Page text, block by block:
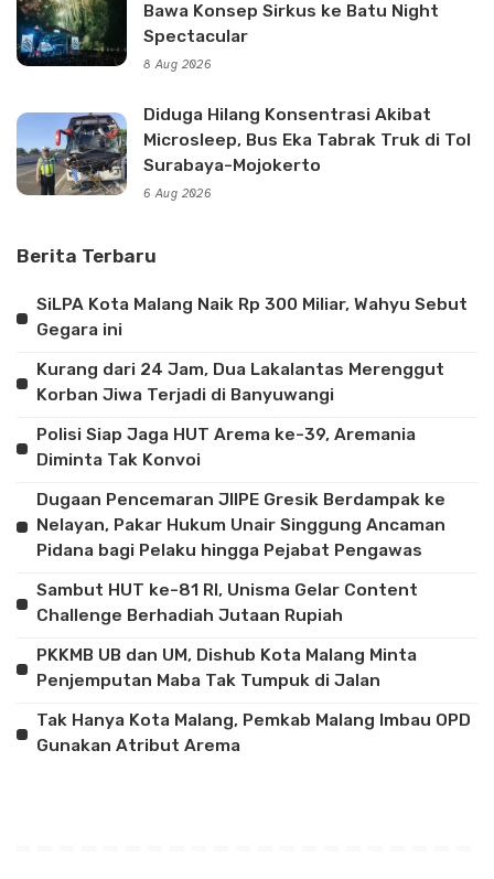
Bawa Konsep Sirkus ke Batu Night
Spectacular
8 Aug 2026
Diduga Hilang Konsentrasi Akibat
Microsleep, Bus Eka Tabrak Truk di Tol
Surabaya-Mojokerto
6 Aug 2026
Berita Terbaru
SiLPA Kota Malang Naik Rp 300 Miliar, Wahyu Sebut
Gegara ini
Kurang dari 24 Jam, Dua Lakalantas Merenggut
Korban Jiwa Terjadi di Banyuwangi
Polisi Siap Jaga HUT Arema ke-39, Aremania
Diminta Tak Konvoi
Dugaan Pencemaran JIIPE Gresik Berdampak ke
Nelayan, Pakar Hukum Unair Singgung Ancaman
Pidana bagi Pelaku hingga Pejabat Pengawas
Sambut HUT ke-81 RI, Unisma Gelar Content
Challenge Berhadiah Jutaan Rupiah
PKKMB UB dan UM, Dishub Kota Malang Minta
Penjemputan Maba Tak Tumpuk di Jalan
Tak Hanya Kota Malang, Pemkab Malang Imbau OPD
Gunakan Atribut Arema